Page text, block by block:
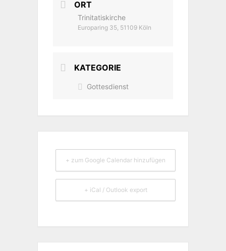
ORT
Trinitatiskirche
Europaring 35, 51109 Köln
KATEGORIE
Gottesdienst
+ zum Google Calendar hinzufügen
+ iCal / Outlook export